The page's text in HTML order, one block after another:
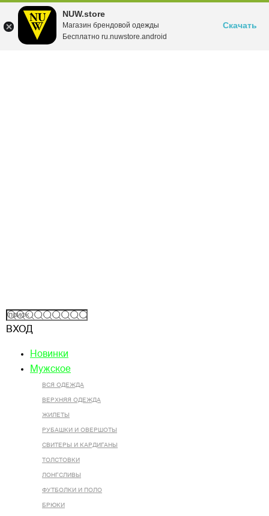
NUW.store
Магазин брендовой одежды
Бесплатно ru.nuwstore.android
Скачать
ВХОД
Новинки
Мужское
ВСЯ ОДЕЖДА
ВЕРХНЯЯ ОДЕЖДА
ЖИЛЕТЫ
РУБАШКИ И ОВЕРШОТЫ
СВИТЕРЫ И КАРДИГАНЫ
ТОЛСТОВКИ
ЛОНГСЛИВЫ
ФУТБОЛКИ И ПОЛО
БРЮКИ